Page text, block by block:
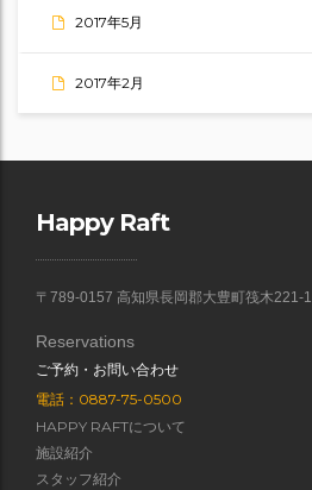
2017年5月
2017年2月
Happy Raft
〒789-0157 高知県長岡郡大豊町筏木221-1
Reservations
ご予約・お問い合わせ
電話：0887-75-0500
HAPPY RAFTについて
施設紹介
スタッフ紹介